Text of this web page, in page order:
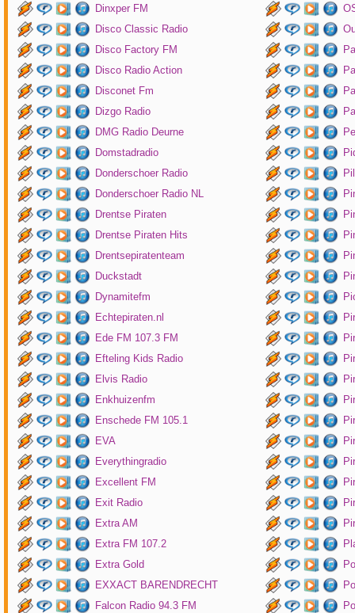
Dinxper FM
Disco Classic Radio
Disco Factory FM
Disco Radio Action
Disconet Fm
Dizgo Radio
DMG Radio Deurne
Domstadradio
Donderschoer Radio
Donderschoer Radio NL
Drentse Piraten
Drentse Piraten Hits
Drentsepiratenteam
Duckstadt
Dynamitefm
Echtepiraten.nl
Ede FM 107.3 FM
Efteling Kids Radio
Elvis Radio
Enkhuizenfm
Enschede FM 105.1
EVA
Everythingradio
Excellent FM
Exit Radio
Extra AM
Extra FM 107.2
Extra Gold
EXXACT BARENDRECHT
Falcon Radio 94.3 FM